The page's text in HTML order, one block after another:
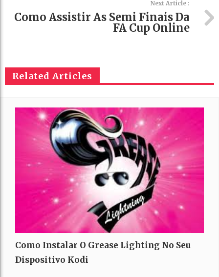
Next Article :
Como Assistir As Semi Finais Da
FA Cup Online
Related Articles
Como Instalar O Grease Lighting No Seu
Dispositivo Kodi